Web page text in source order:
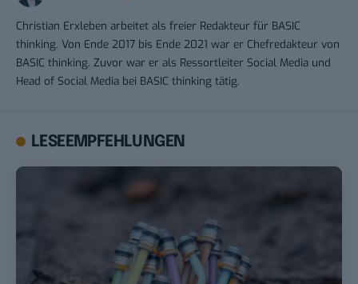
Christian Erxleben arbeitet als freier Redakteur für BASIC
thinking. Von Ende 2017 bis Ende 2021 war er Chefredakteur von
BASIC thinking. Zuvor war er als Ressortleiter Social Media und
Head of Social Media bei BASIC thinking tätig.
LESEEMPFEHLUNGEN